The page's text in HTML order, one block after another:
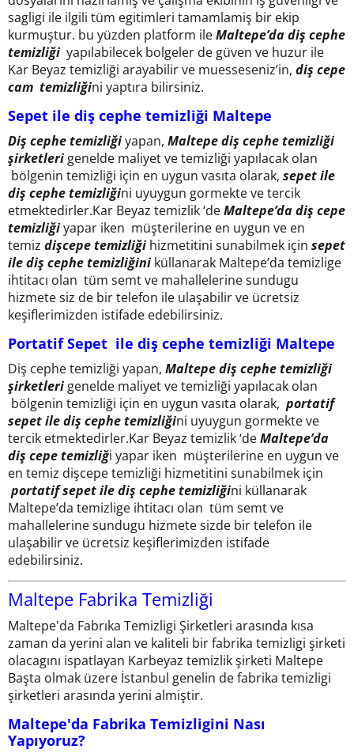
sagligi ile ilgili tüm egitimleri tamamlamiş bir ekip
kurmuştur. bu yüzden platform ileMaltepe’da diş cephe
temizliği yapılabilecek bolgeler de güven ve huzur ile
Kar Beyaz temizliği arayabilir ve muesseseniz’in, diş cepe
cam temizliğini yaptıra bilirsiniz.
Sepet ile diş cephe temizliği Maltepe
Diş cephe temizliğiyapan, Maltepe diş cephe temizliği
şirketleri genelde maliyet ve temizliği yapılacak olan
bölgenin temizliği için en uygun vasıta olarak, sepet ile
diş cephe temizliğini uyuygun gormekte ve tercik
etmektedirler.Kar Beyaz temizlik ‘deMaltepe’da diş cepe
temizliğiyapar iken müşterilerine en uygun ve en
temiz dişcepe temizliği hizmetitini sunabilmek için sepet
ile diş cephe temizliğini küllanarak Maltepe’da temizlige
ihtitacı olan tüm semt ve mahallelerine sundugu
hizmete siz de bir telefon ile ulaşabilir ve ücretsiz
keşiflerimizden istifade edebilirsiniz.
Portatif Sepet ile diş cephe temizliği Maltepe
Diş cephe temizliği yapan, Maltepe diş cephe temizliği
şirketleri genelde maliyet ve temizliği yapılacak olan
bölgenin temizliği için en uygun vasıta olarak, portatif
sepet ile diş cephe temizliğini uyuygun gormekte ve
tercik etmektedirler.Kar Beyaz temizlik ‘deMaltepe’da
diş cepe temizliği yapar iken müşterilerine en uygun ve
en temiz dişcepe temizliği hizmetitini sunabilmek için
portatif sepet ile diş cephe temizliğini küllanarak
Maltepe’da temizlige ihtitacı olan tüm semt ve
mahallelerine sundugu hizmete sizde bir telefon ile
ulaşabilir ve ücretsiz keşiflerimizden istifade
edebilirsiniz.
Maltepe Fabrika Temizliği
Maltepe'da Fabrıka Temizligi Şirketleri arasında kısa
zaman da yerini alan ve kaliteli bir fabrika temizligi şirketi
olacagını ispatlayan Karbeyaz temizlik şirketi Maltepe
Başta olmak üzere İstanbul genelin de fabrika temizligi
şirketleri arasında yerini almiştir.
Maltepe'da Fabrika Temizligini Nası
Yapıyoruz?